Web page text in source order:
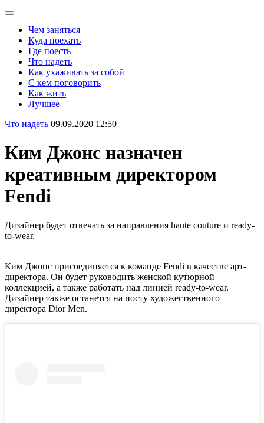
Чем заняться
Куда поехать
Где поесть
Что надеть
Как ухаживать за собой
С кем поговорить
Как жить
Лучшее
Что надеть 09.09.2020 12:50
Ким Джонс назначен
креативным директором
Fendi
Дизайнер будет отвечать за направления haute couture и ready-
to-wear.
Ким Джонс присоединяется к команде Fendi в качестве арт-
директора. Он будет руководить женской кутюрной
коллекцией, а также работать над линией ready-to-wear.
Дизайнер также останется на посту художественного
директора Dior Men.